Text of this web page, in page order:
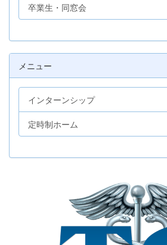
卒業生・同窓会
メニュー
インターンシップ
定時制ホーム